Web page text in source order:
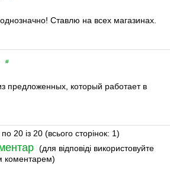
Ставлю на всех магазинах.
#
предложенных, который работает в
20 із 20 (всього сторінок: 1)
(для відповіді використовуйте
коментарем)